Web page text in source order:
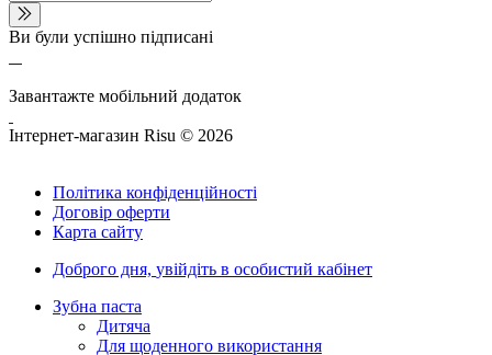
Ви були успішно підписані
Завантажте мобільний додаток
Інтернет-магазин Risu © 2026
Політика конфіденційності
Договір оферти
Карта сайту
Доброго дня, увійдіть в особистий кабінет
Зубна паста
Дитяча
Для щоденного використання